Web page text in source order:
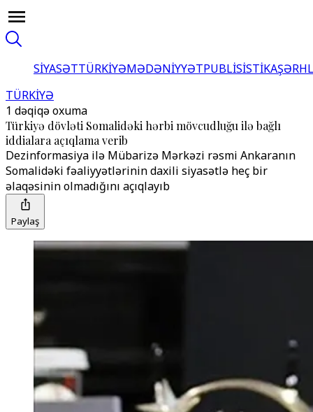
SİYASƏTTÜRKİYƏMƏDƏNİYYƏTPUBLİSİSTİKA
TÜRKİYƏ
1 dəqiqə oxuma
Türkiyə dövləti Somalidəki hərbi mövcudluğu ilə bağlı
iddialara açıqlama verib
Dezinformasiya ilə Mübarizə Mərkəzi rəsmi Ankaranın
Somalidəki fəaliyyətlərinin daxili siyasətlə heç bir
əlaqəsinin olmadığını açıqlayıb
Paylaş